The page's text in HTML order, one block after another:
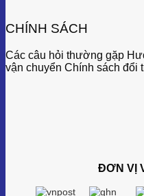
CHÍNH SÁCH
Các câu hỏi thường gặp
vận chuyển Chính sách đổi
ĐƠN VỊ